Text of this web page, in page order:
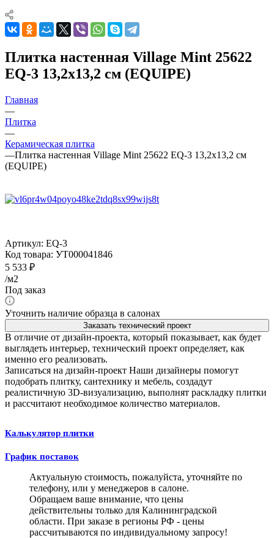
Плитка настенная Village Mint 25622
EQ-3 13,2x13,2 см (EQUIPE)
Главная
—
Плитка
—
Керамическая плитка
—Плитка настенная Village Mint 25622 EQ-3 13,2x13,2 см
(EQUIPE)
Артикул: EQ-3
Код товара: УТ000041846
5 533 ₽
/м2
Под заказ
Уточнить наличие образца в салонах
Заказать технический проект
В отличие от дизайн-проекта, который показывает, как будет
выглядеть интерьер, технический проект определяет, как
именно его реализовать.
Записаться на дизайн-проект Наши дизайнеры помогут
подобрать плитку, сантехнику и мебель, создадут
реалистичную 3D-визуализацию, выполнят раскладку плитки
и рассчитают необходимое количество материалов.
Калькулятор плитки
График поставок
Актуальную стоимость, пожалуйста, уточняйте по
телефону, или у менеджеров в салоне.
Обращаем ваше внимание, что цены
действительны только для Калининградской
области. При заказе в регионы РФ - цены
рассчитываются по индивидуальному запросу!